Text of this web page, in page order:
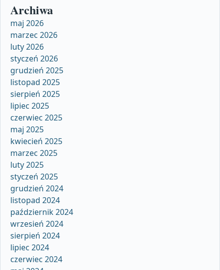
Archiwa
maj 2026
marzec 2026
luty 2026
styczeń 2026
grudzień 2025
listopad 2025
sierpień 2025
lipiec 2025
czerwiec 2025
maj 2025
kwiecień 2025
marzec 2025
luty 2025
styczeń 2025
grudzień 2024
listopad 2024
październik 2024
wrzesień 2024
sierpień 2024
lipiec 2024
czerwiec 2024